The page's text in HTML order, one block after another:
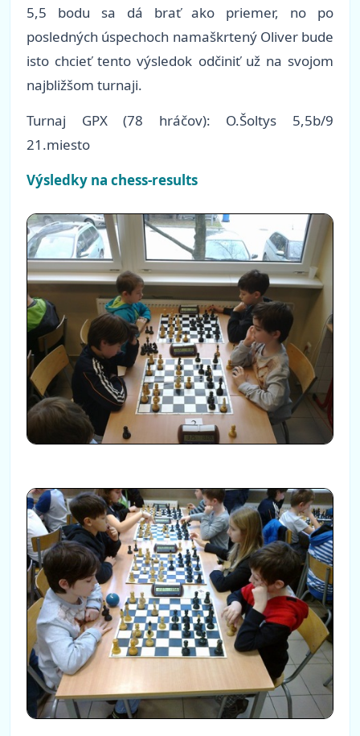
5,5 bodu sa dá brať ako priemer, no po
posledných úspechoch namaškrtený Oliver bude
isto chcieť tento výsledok odčiniť už na svojom
najbližšom turnaji.
Turnaj GPX (78 hráčov): O.Šoltys 5,5b/9
21.miesto
Výsledky na chess-results